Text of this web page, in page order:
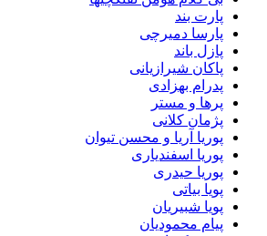
پارت بند
پارسا دمیرچی
پازل باند
پاکان شیرازیانی
پدرام بهزادی
پرها و مستر
پژمان کلانی
پوریا آریا و محسن تیوان
پوریا اسفندیاری
پوریا حیدری
پویا بیاتی
پویا شبیریان
پیام محمودیان